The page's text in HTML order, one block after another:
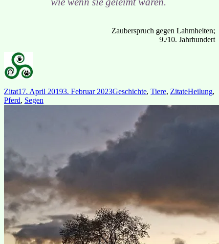
Zauberspruch gegen Lahmheiten;
9./10. Jahrhundert
Format
ZitatVeröffentlicht
am
17. April 20193. Februar 2023Kategorien
Geschichte, Tiere, ZitateHeilung,
Pferd, Segen